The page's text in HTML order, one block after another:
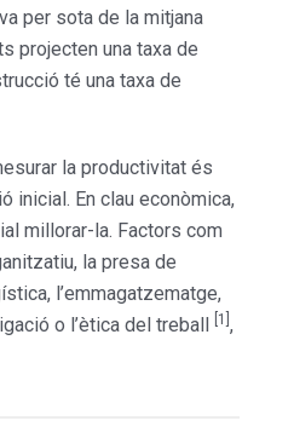
per sota de la mitjana
projecten una taxa de
té una taxa de
la productivitat és
inicial. En clau econòmica,
millorar-la. Factors com
la presa de
l’emmagatzematge,
o l’ètica del treball
[1] ,